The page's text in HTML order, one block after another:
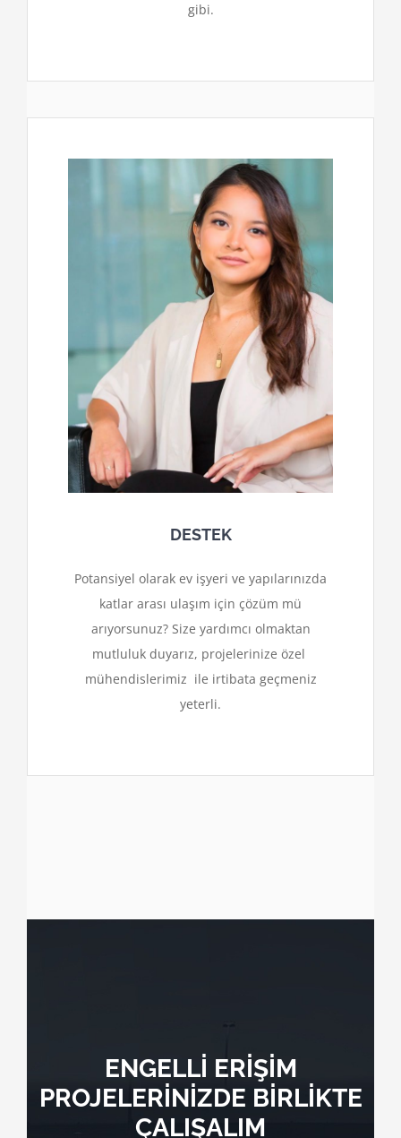
gibi.
DESTEK
Potansiyel olarak ev işyeri ve yapılarınızda
katlar arası ulaşım için çözüm mü
arıyorsunuz? Size yardımcı olmaktan
mutluluk duyarız, projelerinize özel
mühendislerimiz ile irtibata geçmeniz
yeterli.
ENGELLİ ERİŞİM
PROJELERİNİZDE BİRLİKTE
ÇALIŞALIM